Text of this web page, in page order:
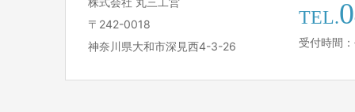
〒242-0018
神奈川県大和市深見西4-3-26
TEL.
受付時間